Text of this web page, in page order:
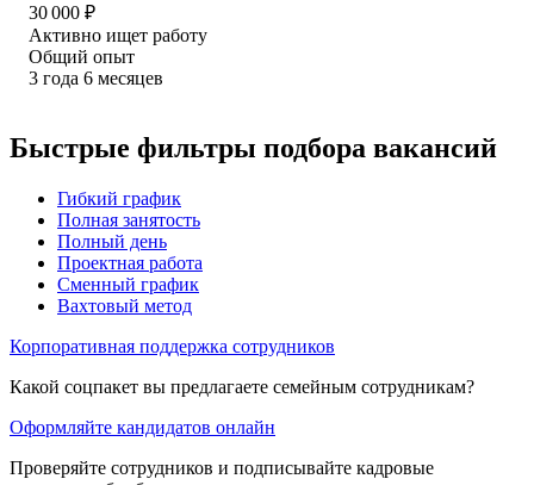
30 000 ₽
Активно ищет работу
Общий опыт
3 года 6 месяцев
Быстрые фильтры подбора вакансий
Гибкий график
Полная занятость
Полный день
Проектная работа
Сменный график
Вахтовый метод
Корпоративная поддержка сотрудников
Какой соцпакет вы предлагаете семейным сотрудникам?
Оформляйте кандидатов онлайн
Проверяйте сотрудников и подписывайте кадровые